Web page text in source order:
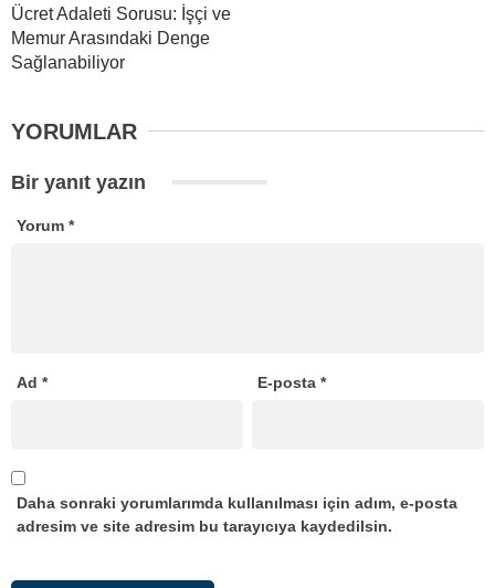
Ücret Adaleti Sorusu: İşçi ve
Memur Arasındaki Denge
Sağlanabiliyor
YORUMLAR
Bir yanıt yazın
Yorum *
Ad * E-posta*
Daha sonraki yorumlarımda kullanılması için adım, e-posta
adresim ve site adresim bu tarayıcıya kaydedilsin.